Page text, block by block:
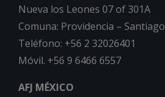
Nueva los Leones 07 of 301A
Comuna: Providencia – Santiago
Teléfono: +56 2 32026401
Móvil. +56 9 6466 6557
AFJ MÉXICO